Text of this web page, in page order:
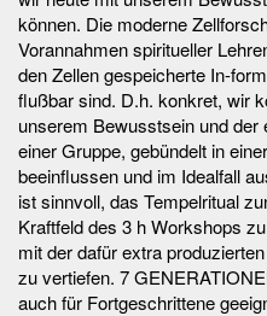
können. Die moderne
Vorannahmen spiritueller
den Zellen gespeicherte In-
fluß­bar sind. D.h. konkret, wir
unserem Be­wusstsein und der
einer Gruppe, gebündelt in
beeinflussen und im Idealfall
ist sinnvoll, das Tempelritual
Kraftfeld des 3 h Workshops
mit der dafür extra
zu vertiefen. 7
auch für Fortgeschrittene